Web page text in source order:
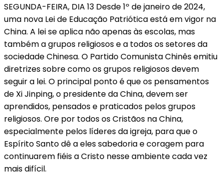
SEGUNDA-FEIRA, DIA 13 Desde 1º de janeiro de 2024,
uma nova Lei de Educação Patriótica está em vigor na
China. A lei se aplica não apenas às escolas, mas
também a grupos religiosos e a todos os setores da
sociedade Chinesa. O Partido Comunista Chinês emitiu
diretrizes sobre como os grupos religiosos devem
seguir a lei. O principal ponto é que os pensamentos
de Xi Jinping, o presidente da China, devem ser
aprendidos, pensados e praticados pelos grupos
religiosos. Ore por todos os Cristãos na China,
especialmente pelos líderes da igreja, para que o
Espírito Santo dê a eles sabedoria e coragem para
continuarem fiéis a Cristo nesse ambiente cada vez
mais difícil.